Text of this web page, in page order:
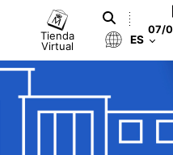
Tienda
Virtual
07/
ES